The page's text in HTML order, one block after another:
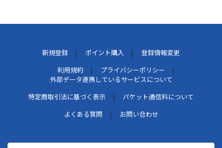
新規登録 ポイント購入
登録情報変更
利用規約
プライバシーポリシー
外部データ連携しているサービスについて
特定商取引法に基づく表示
パケット通信料について
よくある質問
お問い合わせ